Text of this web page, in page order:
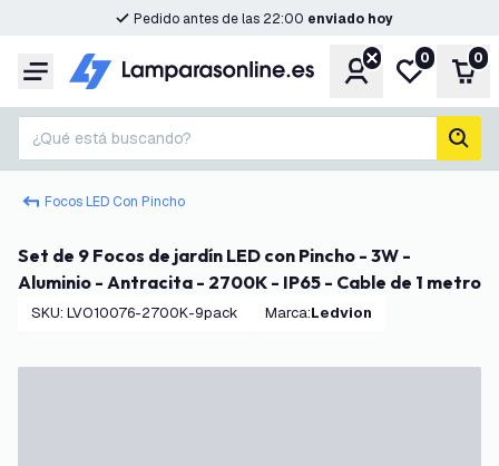
Pedido antes de las 22:00 enviado hoy
Menú CuentaMi lista de
0 0
¿Qué está buscando?
Focos LED Con Pincho
Set de 9 Focos de jardín LED con Pincho - 3W -
Aluminio - Antracita - 2700K - IP65 - Cable de 1 metro
SKU: LVO10076-2700K-9pack Marca: Ledvion